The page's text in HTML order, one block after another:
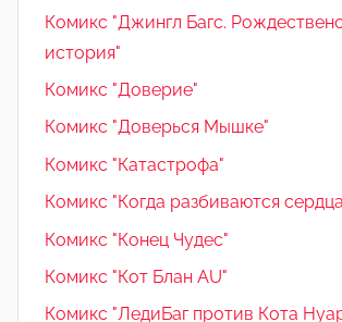
Комикс "Джингл Багс.
история"
Комикс "Доверие"
Комикс "Доверься Мышке"
Комикс "Катастрофа"
Комикс "Когда разбиваются
Комикс "Конец Чудес"
Комикс "Кот Блан AU"
Комикс "ЛедиБаг против Кота